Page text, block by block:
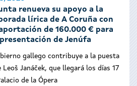
renueva su apoyo a la
lírica de A Coruña con
de 160.000 € para
de Jenúfa
gallego contribuye a la puesta
Janáček, que llegará los días 17
de la Ópera